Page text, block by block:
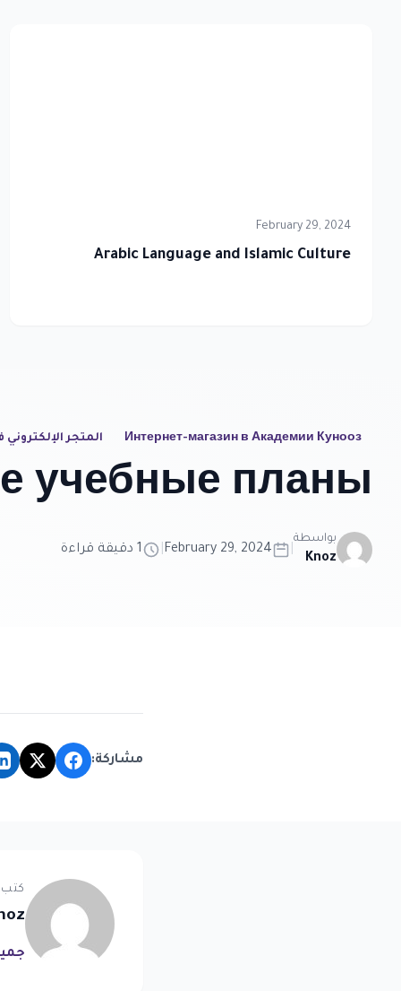
February 29, 2024
Arabic Language and Islamic Culture
Интернет-магазин в Академии Кунооз المتجر
учебные планы
بواسطة
Knoz
February 29, 2024 1 دقيقة قراءة
مشاركة: